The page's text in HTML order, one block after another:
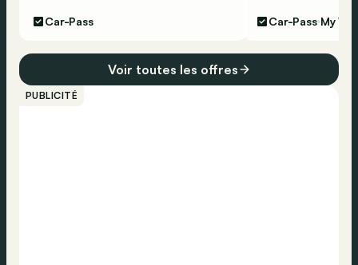
Car-Pass Car-Pass My
Voir toutes les offres
PUBLICITÉ